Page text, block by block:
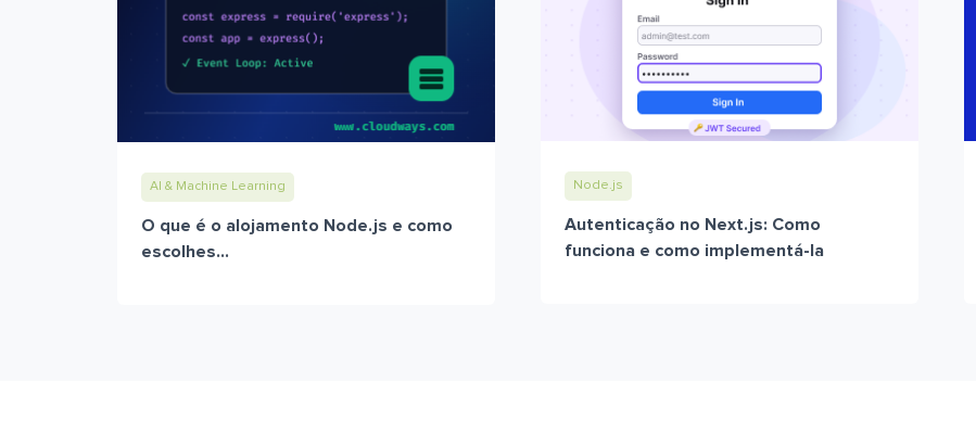
AI & Machine Learning
O que é o alojamento Node.js e como
escolhes...
Node.js
Autenticação no Next.js: Como
funciona e como implementá-la